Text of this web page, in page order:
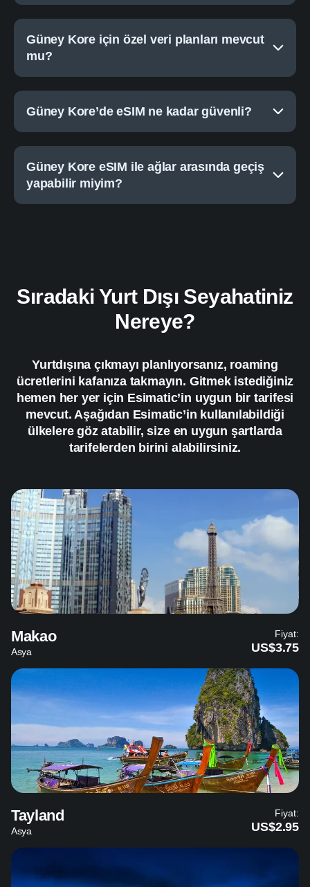
Güney Kore için özel veri planları mevcut
mu?
Güney Kore’de eSIM ne kadar güvenli?
Güney Kore eSIM ile ağlar arasında geçiş
yapabilir miyim?
Sıradaki Yurt Dışı Seyahatiniz
Nereye?
Yurtdışına çıkmayı planlıyorsanız, roaming
ücretlerini kafanıza takmayın. Gitmek istediğiniz
hemen her yer için Esimatic’in uygun bir tarifesi
mevcut. Aşağıdan Esimatic’in kullanılabildiği
ülkelere göz atabilir, size en uygun şartlarda
tarifelerden birini alabilirsiniz.
Makao
Asya
Fiyat:
US$3.75
Tayland
Asya
Fiyat:
US$2.95